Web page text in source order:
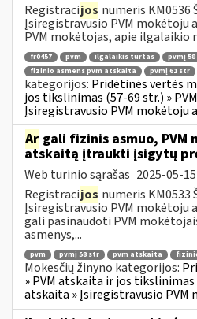
Registracijos numeris
Įsiregistravusio PVM mokėtoju
PVM mokėtojas, apie
fr0457 pvm ilgalaikis turtas pvmį
fizinio asmens pvm atskaita
pvmį 61 str
kategorijos: Pridėtinės vertės
jos tikslinimas (57-69 str.) »
Įsiregistravusio PVM mokėtoju
Ar gali fizinis asmuo, PVM
atskaitą įtraukti įsigytų
Web turinio sąrašas 2025-05-15
Registracijos numeris
Įsiregistravusio PVM mokėtoju
gali pasinaudoti PVM
asmenys,...
pvm pvmį 58 str pvm atskaita
Mokesčių žinyno kategorijos:
» PVM atskaita ir jos tikslinimas
atskaita » Įsiregistravusio PVM